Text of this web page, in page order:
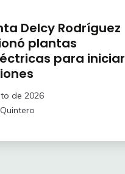
Delcy Rodríguez
plantas
para iniciar
de 2026